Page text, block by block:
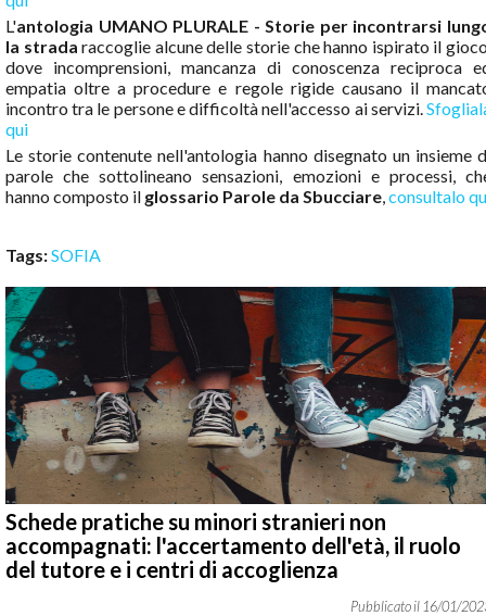
L'antologia UMANO PLURALE - Storie per incontrarsi
la strada raccoglie alcune delle storie che hanno ispirato il
dove incomprensioni, mancanza di conoscenza reciproca
empatia oltre a procedure e regole rigide causano il
incontro tra le persone e difficoltà nell'accesso ai servizi.
qui
Le storie contenute nell'antologia hanno disegnato un insieme
parole che sottolineano sensazioni, emozioni e processi,
hanno composto il glossario Parole da Sbucciare,consultalo
Tags:SOFIA
Schede pratiche su minori stranieri non
accompagnati: l'accertamento dell'età, il ruolo
del tutore e i centri di accoglienza
16/01/